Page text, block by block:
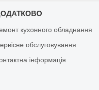
кухонного обладнання
обслуговування
інформація